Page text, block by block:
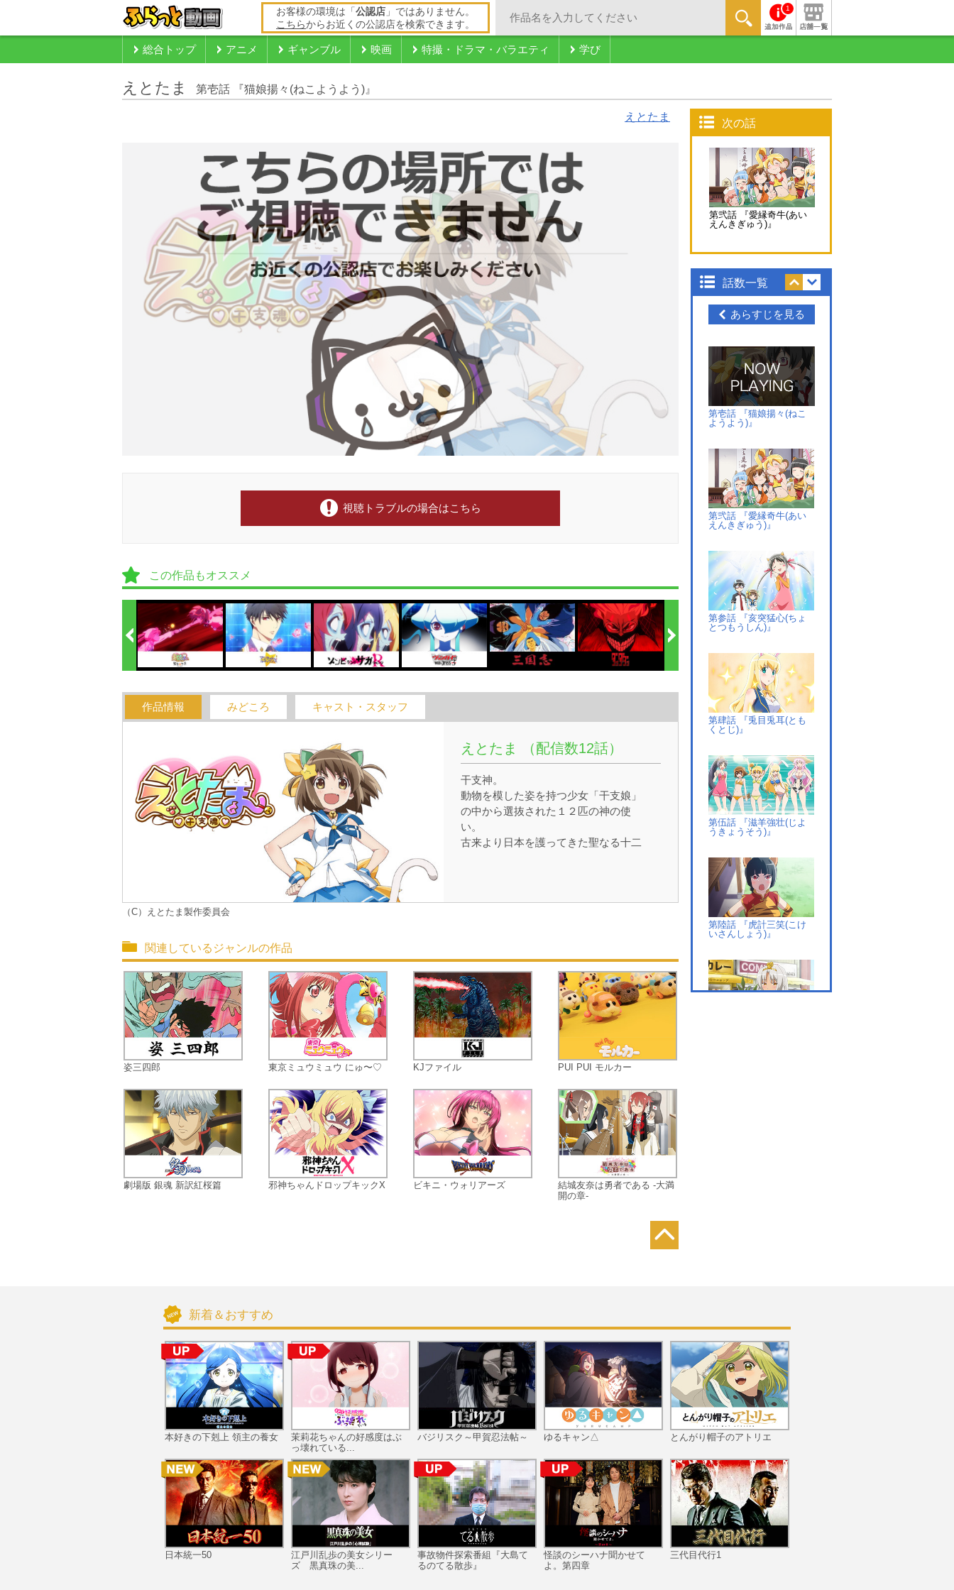
お客様の環境は「 公認店 」ではありません。
こちらからお近くの公認店を検索できます。
1
総合トップ アニメ ギャンブル 映画 特撮・ドラマ・バラエティ 学び
えとたま 第壱話 『猫娘揚々(ねこようよう)』
えとたま
視聴トラブルの場合はこちら
この作品もオススメ
作品情報 みどころ キャスト・スタッフ
えとたま （配信数12話）
干支神。
動物を模した姿を持つ少女「干支娘」
の中から選抜された１２匹の神の使
い。
古来より日本を護ってきた聖なる十二
あり、
開催される。
日本全土から集まる数多の干支神候補
＝えと娘たち。
その中に、一匹の猫が存在した。
もっとも干支神に近いといわれなが
ら、ネズミ属に執拗に狙われ、
卑劣な罠により破れ続けてきた不遇の
えと娘である。
干支神になる条件はたったひとつ。十
二支全員に勝利すること。
しかし、干支神の力は強大であり、こ
（C）えとたま製作委員会
関連しているジャンルの作品
姿三四郎
劇場版 銀魂 新訳紅桜篇
東京ミュウミュウ にゅ〜♡
邪神ちゃんドロップキックX
KJファイル
ビキニ・ウォリアーズ
PUI PUI モルカー
結城友奈は勇者である -大満
開の章-
次の話
第弐話 『愛縁奇牛(あい
えんきぎゅう)』
話数一覧
あらすじを見る
第壱話 『猫娘揚々(ねこ
ようよう)』
第弐話 『愛縁奇牛(あい
えんきぎゅう)』
第参話 『亥突猛心(ちょ
とつもうしん)』
第肆話 『兎目兎耳(とも
くとじ)』
第伍話 『滋羊強壮(じよ
うきょうそう)』
第陸話 『虎計三笑(こけ
いさんしょう)』
きゅうへんたい)』
第拾壱話 『猫鼠異道(び
ょうそいどう)』
第拾弐話 『干支撩乱(え
とりょうらん)』
新着＆おすすめ
本好きの下剋上 領主の養女
日本統一50
茉莉花ちゃんの好感度はぶ
っ壊れている...
江戸川乱歩の美女シリー
ズ 黒真珠の美...
バジリスク～甲賀忍法帖～
事故物件探索番組『大島て
るのてる散歩』
ゆるキャン△
怪談のシーハナ聞かせて
よ。第四章
とんがり帽子のアトリエ
三代目代行1